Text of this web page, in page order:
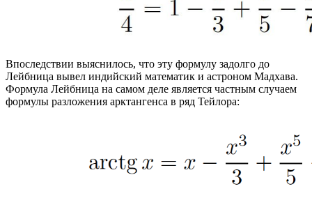
Впоследствии выяснилось, что эту формулу задолго до
Лейбница вывел индийский математик и астроном Мадхава.
Формула Лейбница на самом деле является частным случаем
формулы разложения арктангенса в ряд Тейлора: